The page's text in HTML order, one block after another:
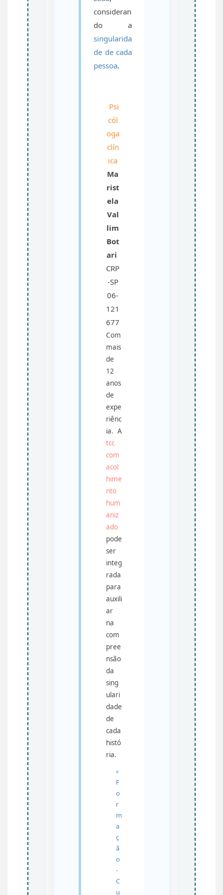
consideran
do a
singularida
de de cada
pessoa.
Psi
cól
oga
clín
ica
Ma
rist
ela
Val
lim
Bot
ari
CRP
-SP
06-
121
677
Com
mais
de
12
anos
de
expe
riênc
ia. A
tcc
com
acol
hime
nto
hum
aniz
ado
pode
ser
integ
rada
para
auxili
ar
na
com
pree
nsão
da
sing
ulari
dade
de
cada
histó
ria.
F
o
r
m
a
ç
ã
o
-
C
u